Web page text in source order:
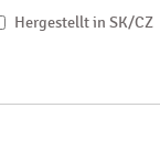
Hergestellt in SK/CZ